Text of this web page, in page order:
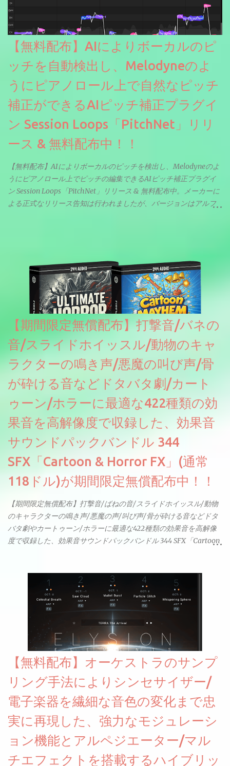
【無料配布】AIによりボーカルのピ
ッチを自動検出し、Melodyneのよ
うにピアノロール上で自然なピッチ
補正ができるAIピッチ補正プラグイ
ン Session Loops「PitchNet」リリ
ース & 無料配布中！！
【無料配布】AIによりボーカルのピッチを検出し、Melodyneのよ
うにピアノロール上でピッチの編集できるAIピッチ補正プラグイ
ン Session Loops「PitchNet」リリース & 無料配布中。メーカーに
よる正式なリリース告知は行われましたが、バージョンはアルフ
のあるDrumNetのメーカーです。調べたところによるとオープン
ソースを元に設計・改良した製品のようです。
【期間限定無償配布】打撃音/バネの
音/スライドホイッスル/動物のキャ
ラクターの鳴き声/悪魔の叫び声/骨
が砕ける音などドタバタ劇/カート
ゥーン/ホラーに最適な422種類の効
果音を高解像度で収録した、効果音
サウンドパックバンドル 344
SFX「Cartoon & Horror FX」(通常
118ドル)が期間限定無償配布中！！
【期間限定無償配布】打撃音/ばねの音/スライドホイッスル/動物
のキャラクターの鳴き声/悪魔の声/叫び声/骨が砕ける音などドタ
バタ劇やカートゥーン/ホラーに最適な422種類の効果音を高解像
度で収録した、効果音サウンドパックバンドル 344 SFX「Cartoon
【無料配布】オーケストラのサンプ
リング手法によりシンセサイザー/
電子楽器を繊細な音色の変化まで忠
実に再現した、強力なモジュレーシ
ョン機能とアルペジエーター/マル
チエフェクトを搭載するハイブリッ